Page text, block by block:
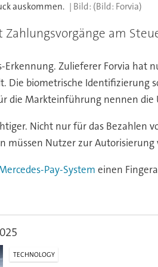
auskommen. (Bild: Forvia)
am
Zulieferer Forvia hat
biometrische Identifizierung
die Markteinführung nennen
Nicht nur für das Bezahlen
Nutzer zur
Pay-System einen
TECHNOLOGY